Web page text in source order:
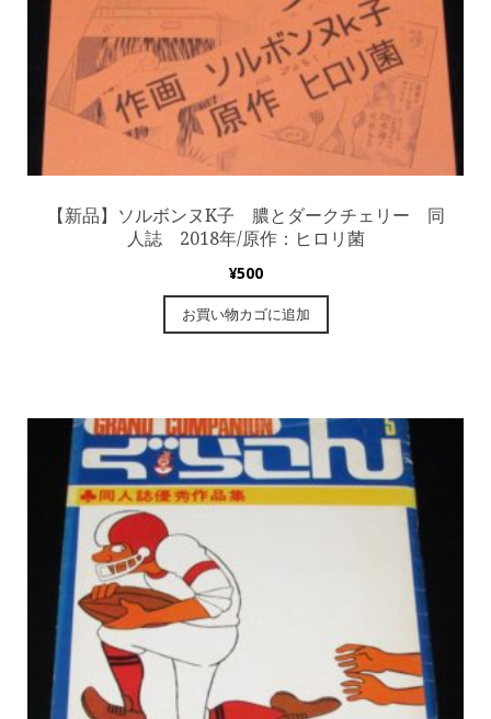
【新品】ソルボンヌK子 膿とダークチェリー 同
人誌 2018年/原作：ヒロリ菌
¥500
お買い物カゴに追加